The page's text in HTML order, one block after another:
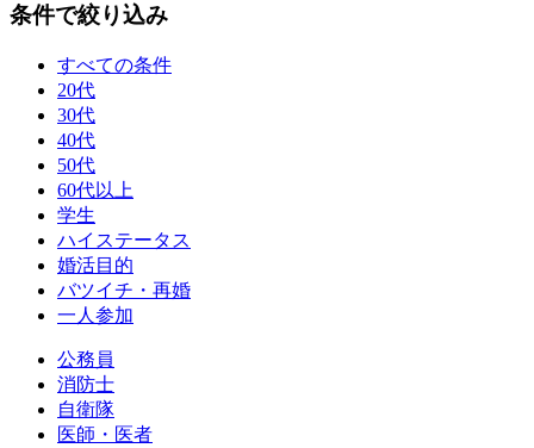
条件で絞り込み
すべての条件
20代
30代
40代
50代
60代以上
学生
ハイステータス
婚活目的
バツイチ・再婚
一人参加
公務員
消防士
自衛隊
医師・医者